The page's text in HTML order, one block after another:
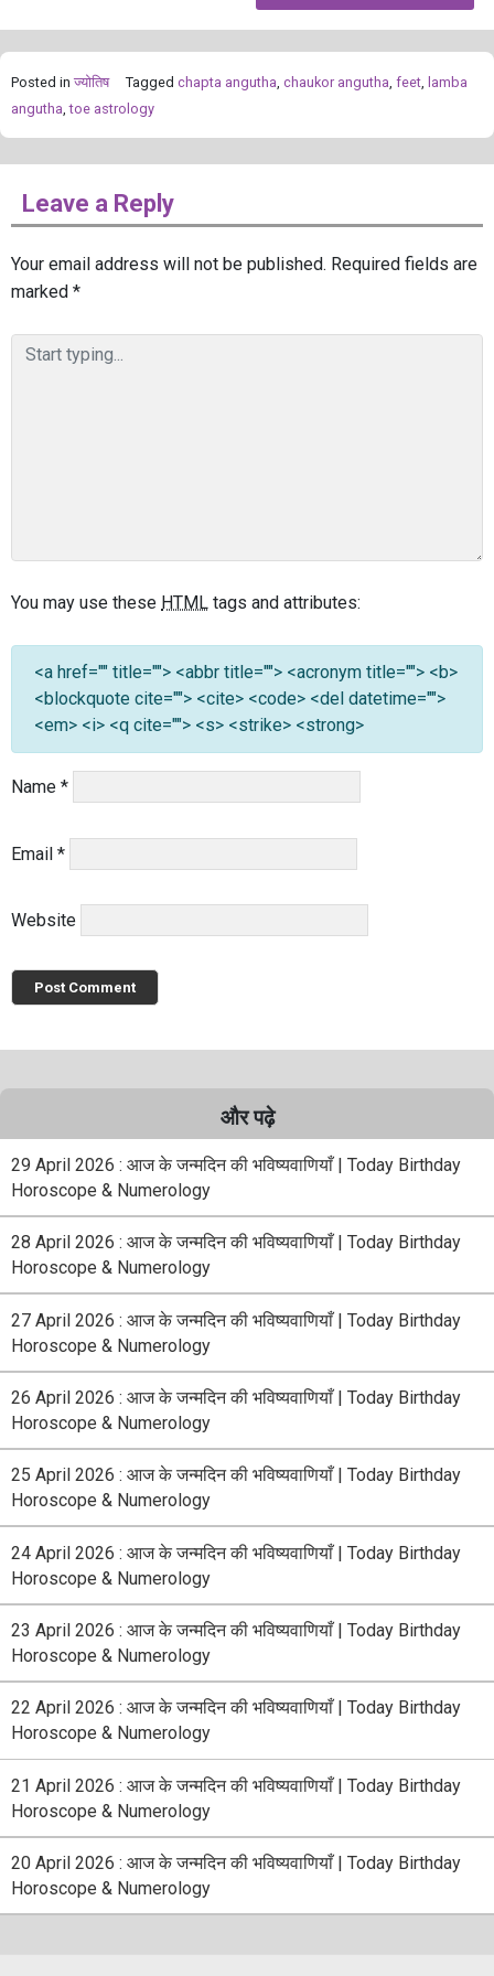
Posted in ज्योतिष Tagged chapta angutha, chaukor angutha, feet, lamba
angutha,toe astrology
Leave a Reply
Your email address will not be published. Required fields are
marked *
You may use these HTML tags and attributes:
<a href="" title=""> <abbr title=""> <acronym title=""> <b>
<blockquote cite=""> <cite> <code> <del datetime="">
<em> <i> <q cite=""> <s> <strike> <strong>
Name *
Email *
Website
और पढ़े
29 April 2026 : आज के जन्मदिन की भविष्यवाणियाँ | Today Birthday
Horoscope & Numerology
28 April 2026 : आज के जन्मदिन की भविष्यवाणियाँ | Today Birthday
Horoscope & Numerology
27 April 2026 : आज के जन्मदिन की भविष्यवाणियाँ | Today Birthday
Horoscope & Numerology
26 April 2026 : आज के जन्मदिन की भविष्यवाणियाँ | Today Birthday
Horoscope & Numerology
25 April 2026 : आज के जन्मदिन की भविष्यवाणियाँ | Today Birthday
Horoscope & Numerology
24 April 2026 : आज के जन्मदिन की भविष्यवाणियाँ | Today Birthday
Horoscope & Numerology
23 April 2026 : आज के जन्मदिन की भविष्यवाणियाँ | Today Birthday
Horoscope & Numerology
22 April 2026 : आज के जन्मदिन की भविष्यवाणियाँ | Today Birthday
Horoscope & Numerology
21 April 2026 : आज के जन्मदिन की भविष्यवाणियाँ | Today Birthday
Horoscope & Numerology
20 April 2026 : आज के जन्मदिन की भविष्यवाणियाँ | Today Birthday
Horoscope & Numerology